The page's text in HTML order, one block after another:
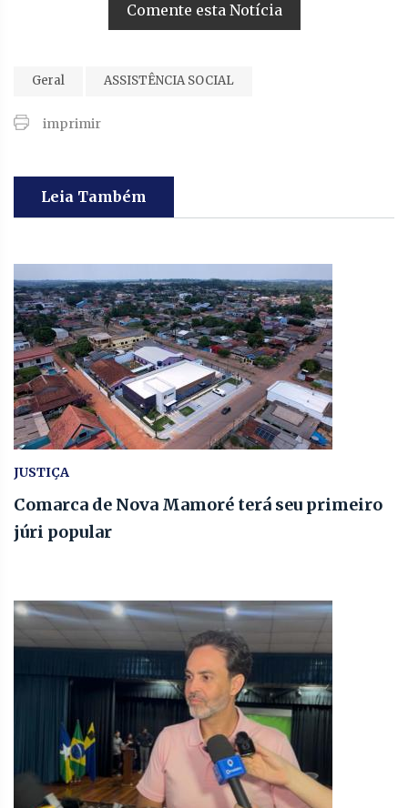
Comente esta Notícia
Geral ASSISTÊNCIA SOCIAL
imprimir
Leia Também
JUSTIÇA
Comarca de Nova Mamoré terá seu primeiro
júri popular